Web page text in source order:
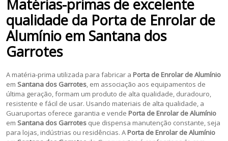
Matérias-primas de excelente
qualidade da Porta de Enrolar de
Alumínio em Santana dos
Garrotes
A matéria-prima utilizada para fabricar a Porta de Enrolar de Alumínio
em Santana dos Garrotes , em associação aos equipamentos de
última geração, formam um produto de alta qualidade, duradouro,
resistente e fácil de usar. Usando materiais de alta qualidade, a
Guaruportas oferece garantia e vende Porta de Enrolar de Alumínio
em Santana dos Garrotes que dispensa manutenção constante, seja
para lojas, indústrias ou residências. A Porta de Enrolar de Alumínio